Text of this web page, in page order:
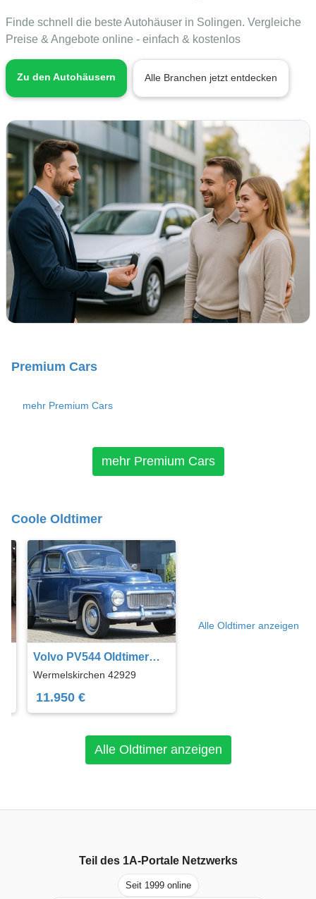
Finde schnell die beste Autohäuser in Solingen. Vergleiche
Preise & Angebote online - einfach & kostenlos
Zu den Autohäusern Alle Branchen jetzt entdecken
Premium Cars
mehr Premium Cars
mehr Premium Cars
Coole Oldtimer
Volvo PV544 Oldtimer
Liebhaberfahrzeug !!!
Wermelskirchen 42929
11.950 €
Alle Oldtimer anzeigen
Alle Oldtimer anzeigen
Teil des 1A-PortaleNetzwerks
Seit 1999 online